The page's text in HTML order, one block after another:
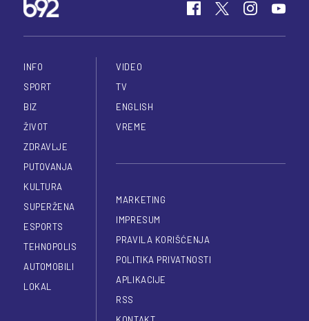
INFO
SPORT
BIZ
ŽIVOT
ZDRAVLJE
PUTOVANJA
KULTURA
SUPERŽENA
ESPORTS
TEHNOPOLIS
AUTOMOBILI
LOKAL
VIDEO
TV
ENGLISH
VREME
MARKETING
IMPRESUM
PRAVILA KORIŠĆENJA
POLITIKA PRIVATNOSTI
APLIKACIJE
RSS